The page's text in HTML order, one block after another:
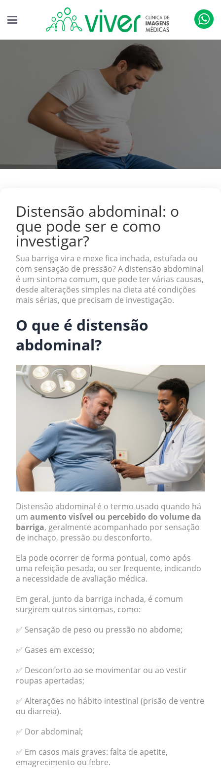
Distensão abdominal: o
que pode ser e como
investigar?
Sua barriga vira e mexe fica inchada, estufada ou
com sensação de pressão? A distensão abdominal
é um sintoma comum, que pode ter várias causas,
desde alterações simples na dieta até condições
mais sérias, que precisam de investigação.
O que é distensão
abdominal?
Distensão abdominal é o termo usado quando há
um aumento visível ou percebido do volume da
barriga, geralmente acompanhado por sensação
de inchaço, pressão ou desconforto.
Ela pode ocorrer de forma pontual, como após
uma refeição pesada, ou ser frequente, indicando
a necessidade de avaliação médica.
Em geral, junto da barriga inchada, é comum
surgirem outros sintomas, como:
✅ Sensação de peso ou pressão no abdome;
✅ Gases em excesso;
✅ Desconforto ao se movimentar ou ao vestir
roupas apertadas;
✅ Alterações no hábito intestinal (prisão de ventre
ou diarreia).
✅ Dor abdominal;
✅ Em casos mais graves: falta de apetite,
emagrecimento ou febre.